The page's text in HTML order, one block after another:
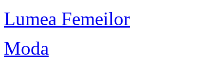
Lumea Femeilor
Moda